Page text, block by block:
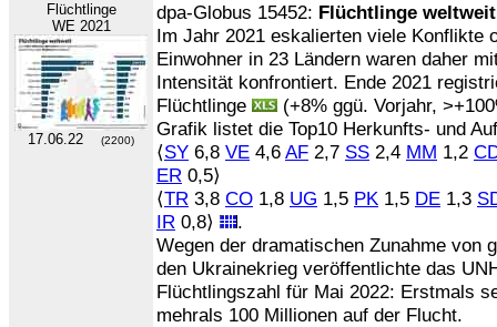
Flüchtlinge
WE 2021
17.06.22 (2200)
dpa-Globus 15452: Flüchtlinge weltweit
Im Jahr 2021 eskalierten viele Konflikte
Einwohner in 23 Ländern waren daher
Intensität konfrontiert. Ende 2021
Flüchtlinge
(+8% ggü. Vorjahr,
Grafik listet die Top10 Herkunfts- und
⟨SY 6,8 VE 4,6 AF 2,7 SS 2,4 MM 1,2
ER 0,5⟩
⟨TR 3,8 CO 1,8 UG 1,5 PK 1,5 DE 1,3
IR 0,8⟩
.
Wegen der dramatischen Zunahme von
den Ukrainekrieg veröffentlichte das
Flüchtlingszahl für Mai 2022: Erstmals
mehrals 100 Millionen auf der Flucht.